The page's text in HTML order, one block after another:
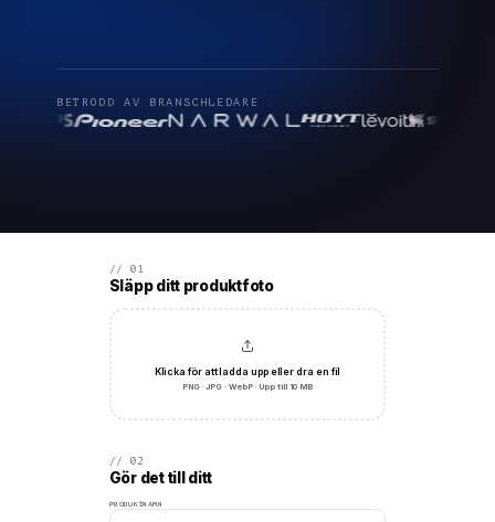
BETRODD AV BRANSCHLEDARE
// 01
Släpp ditt produktfoto
Klicka för att ladda upp eller dra en fil
PNG · JPG · WebP · Upp till 10 MB
// 02
Gör det till ditt
PRODUKTNAMN